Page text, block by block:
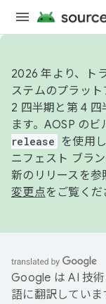
2026 年より、ト
ステムのプラッ
2 四半期と第 4 四
ます。AOSP のビ
release
を使用し
ニフェスト ブラ
新のリリースを
変更点をご覧くだ
Google は AI 技
語に翻訳してい